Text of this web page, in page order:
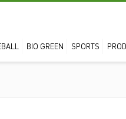
BIO GREEN SPORTS